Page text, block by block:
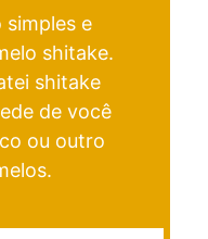
simples e
shitake.
shitake
de você
ou outro